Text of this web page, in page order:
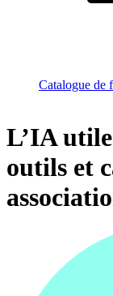
Catalogue de
L’IA
outils et